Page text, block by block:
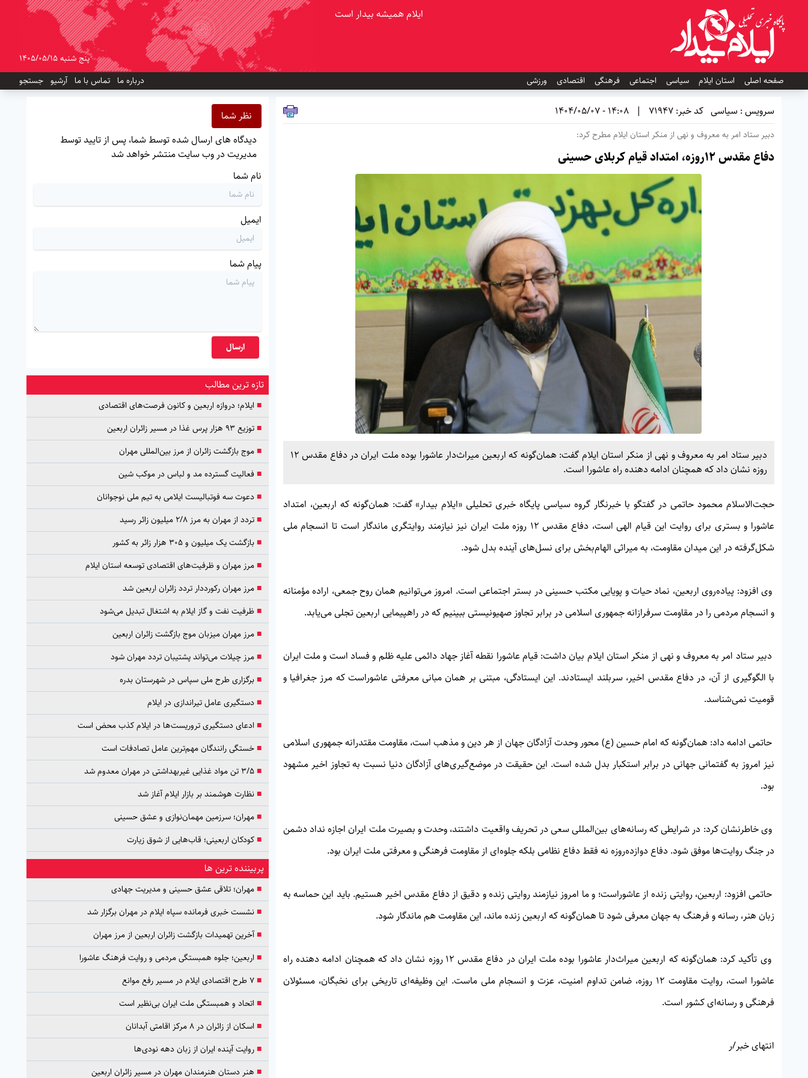
ایلام همیشه بیدار است
پنج شنبه 1405/05/15
صفحه اصلی
استان ایلام سیاسی اجتماعی فرهنگی اقتصادی ورزشی درباره ما تماس با ما آرشیو جستجو
سرویس : سیاسی کد خبر: 71947 |
14:08 - 1404/05/07
دبیر ستاد امر به معروف و نهی از منکر استان ایلام مطرح کرد:
دفاع مقدس ۱۲روزه، امتداد قیام کربلای حسینی
دبیر ستاد امر به معروف و نهی از منکر استان ایلام گفت: همان‌گونه که اربعین میراث‌دار عاشورا بوده ملت ایران در دفاع مقدس ۱۲
روزه نشان داد که همچنان ادامه دهنده راه عاشورا است.
حجت‌الاسلام محمود حاتمی در گفتگو با خبرنگار گروه سیاسی پایگاه خبری تحلیلی «ایلام بیدار» گفت: همان‌گونه که اربعین، امتداد
عاشورا و بستری برای روایت این قیام الهی است، دفاع مقدس ۱۲ روزه ملت ایران نیز نیازمند روایتگری ماندگار است تا انسجام ملی
شکل‌گرفته در این میدان مقاومت، به میراثی الهام‌بخش برای نسل‌های آینده بدل شود.
وی افزود: پیاده‌روی اربعین، نماد حیات و پویایی مکتب حسینی در بستر اجتماعی است. امروز می‌توانیم همان روح جمعی، اراده مؤمنانه
و انسجام مردمی را در مقاومت سرفرازانه جمهوری اسلامی در برابر تجاوز صهیونیستی ببینیم که در راهپیمایی اربعین تجلی می‌یابد.
دبیر ستاد امر به معروف و نهی از منکر استان ایلام بیان داشت: قیام عاشورا نقطه آغاز جهاد دائمی علیه ظلم و فساد است و ملت ایران
با الگوگیری از آن، در دفاع مقدس اخیر، سربلند ایستادند. این ایستادگی، مبتنی بر همان مبانی معرفتی عاشوراست که مرز جغرافیا و
قومیت نمی‌شناسد.
حاتمی ادامه داد: همان‌گونه که امام حسین (ع) محور وحدت آزادگان جهان از هر دین و مذهب است، مقاومت مقتدرانه جمهوری اسلامی
نیز امروز به گفتمانی جهانی در برابر استکبار بدل شده است. این حقیقت در موضع‌گیری‌های آزادگان دنیا نسبت به تجاوز اخیر مشهود
بود.
وی خاطرنشان کرد: در شرایطی که رسانه‌های بین‌المللی سعی در تحریف واقعیت داشتند، وحدت و بصیرت ملت ایران اجازه نداد دشمن
در جنگ روایت‌ها موفق شود. دفاع دوازده‌روزه نه فقط دفاع نظامی بلکه جلوه‌ای از مقاومت فرهنگی و معرفتی ملت ایران بود.
حاتمی افزود: اربعین، روایتی زنده از عاشوراست؛ و ما امروز نیازمند روایتی زنده و دقیق از دفاع مقدس اخیر هستیم. باید این حماسه به
زبان هنر، رسانه و فرهنگ به جهان معرفی شود تا همان‌گونه که اربعین زنده ماند، این مقاومت هم ماندگار شود.
وی تأکید کرد: همان‌گونه که اربعین میراث‌دار عاشورا بوده ملت ایران در دفاع مقدس ۱۲ روزه نشان داد که همچنان ادامه دهنده راه
عاشورا است، روایت مقاومت ۱۲ روزه، ضامن تداوم امنیت، عزت و انسجام ملی ماست. این وظیفه‌ای تاریخی برای نخبگان، مسئولان
فرهنگی و رسانه‌ای کشور است.
انتهای خبر/ر
نظر شما
دیدگاه های ارسال شده توسط شما، پس از تایید توسط
مدیریت در وب سایت منتشر خواهد شد
نام شما
ایمیل
پیام شما
ارسال
تازه ترین مطالب
■ ایلام؛ دروازه اربعین و کانون فرصت‌های اقتصادی
■توزیع ۹۳ هزار پرس غذا در مسیر زائران اربعین
■موج بازگشت زائران از مرز بین‌المللی مهران
■فعالیت گسترده مد و لباس در موکب شین
■دعوت سه فوتبالیست ایلامی به تیم ملی نوجوانان
■تردد از مهران به مرز ۲/۸ میلیون زائر رسید
■بازگشت یک میلیون و ۳۰۵ هزار زائر به کشور
■مرز مهران و ظرفیت‌های اقتصادی توسعه استان ایلام
■مرز مهران رکورددار تردد زائران اربعین شد
■ظرفیت نفت و گاز ایلام به اشتغال تبدیل می‌شود
■مرز مهران میزبان موج بازگشت زائران اربعین
■مرز چیلات می‌تواند پشتیبان تردد مهران شود
■برگزاری طرح ملی سپاس در شهرستان بدره
■دستگیری عامل تیراندازی در ایلام
■ ادعای دستگیری تروریست‌ها در ایلام کذب محض است
■خستگی رانندگان مهم‌ترین عامل تصادفات است
■۳/۵ تن مواد غذایی غیربهداشتی در مهران معدوم شد
■نظارت هوشمند بر بازار ایلام آغاز شد
■مهران؛ سرزمین مهمان‌نوازی و عشق حسینی
■کودکان اربعینی؛ قاب‌هایی از شوق زیارت
پربیننده ترین ها
■مهران؛ تلاقی عشق حسینی و مدیریت جهادی
■نشست خبری فرمانده سپاه ایلام در مهران برگزار شد
■آخرین تهمیدات بازگشت زائران اربعین از مرز مهران
■ اربعین؛ جلوه همبستگی مردمی و روایت فرهنگ عاشورا
■۷ طرح اقتصادی ایلام در مسیر رفع موانع
■ اتحاد و همبستگی ملت ایران بی‌نظیر است
■ اسکان از زائران در ۸ مرکز اقامتی آبدانان
■روایت آینده ایران از زبان دهه نودی‌ها
■ هنر دستان هنرمندان مهران در مسیر زائران اربعین